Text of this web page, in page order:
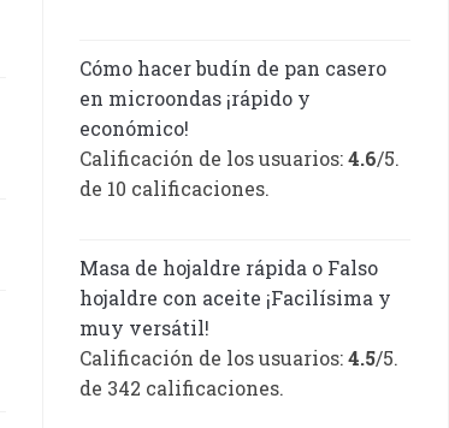
Cómo hacer budín de pan casero
en microondas ¡rápido y
económico!
Calificación de los usuarios:4.6/5.
de 10 calificaciones.
Masa de hojaldre rápida o Falso
hojaldre con aceite ¡Facilísima y
muy versátil!
Calificación de los usuarios:4.5/5.
de 342 calificaciones.